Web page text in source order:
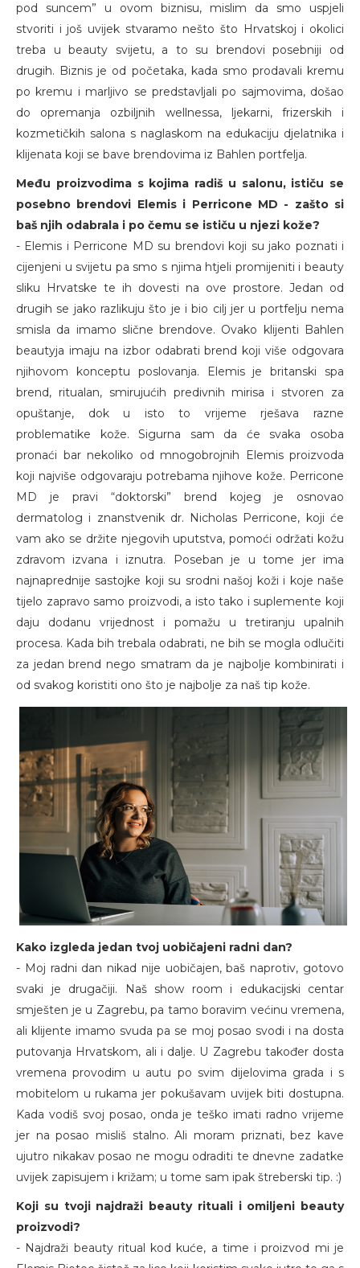
pod suncem” u ovom biznisu, mislim da smo uspjeli
stvoriti i još uvijek stvaramo nešto što Hrvatskoj i okolici
treba u beauty svijetu, a to su brendovi posebniji od
drugih. Biznis je od početaka, kada smo prodavali kremu
po kremu i marljivo se predstavljali po sajmovima, došao
do opremanja ozbiljnih wellnessa, ljekarni, frizerskih i
kozmetičkih salona s naglaskom na edukaciju djelatnika i
klijenata koji se bave brendovima iz Bahlen portfelja.
Među proizvodima s kojima radiš u salonu, ističu se
posebno brendovi Elemis i Perricone MD - zašto si
baš njih odabrala i po čemu se ističu u njezi kože?
- Elemis i Perricone MD su brendovi koji su jako poznati i
cijenjeni u svijetu pa smo s njima htjeli promijeniti i beauty
sliku Hrvatske te ih dovesti na ove prostore. Jedan od
drugih se jako razlikuju što je i bio cilj jer u portfelju nema
smisla da imamo slične brendove. Ovako klijenti Bahlen
beautyja imaju na izbor odabrati brend koji više odgovara
njihovom konceptu poslovanja. Elemis je britanski spa
brend, ritualan, smirujućih predivnih mirisa i stvoren za
opuštanje, dok u isto to vrijeme rješava razne
problematike kože. Sigurna sam da će svaka osoba
pronaći bar nekoliko od mnogobrojnih Elemis proizvoda
koji najviše odgovaraju potrebama njihove kože. Perricone
MD je pravi “doktorski” brend kojeg je osnovao
dermatolog i znanstvenik dr. Nicholas Perricone, koji će
vam ako se držite njegovih uputstva, pomoći održati kožu
zdravom izvana i iznutra. Poseban je u tome jer ima
najnaprednije sastojke koji su srodni našoj koži i koje naše
tijelo zapravo samo proizvodi, a isto tako i suplemente koji
daju dodanu vrijednost i pomažu u tretiranju upalnih
procesa. Kada bih trebala odabrati, ne bih se mogla odlučiti
za jedan brend nego smatram da je najbolje kombinirati i
od svakog koristiti ono što je najbolje za naš tip kože.
Kako izgleda jedan tvoj uobičajeni radni dan?
- Moj radni dan nikad nije uobičajen, baš naprotiv, gotovo
svaki je drugačiji. Naš show room i edukacijski centar
smješten je u Zagrebu, pa tamo boravim većinu vremena,
ali klijente imamo svuda pa se moj posao svodi i na dosta
putovanja Hrvatskom, ali i dalje. U Zagrebu također dosta
vremena provodim u autu po svim dijelovima grada i s
mobitelom u rukama jer pokušavam uvijek biti dostupna.
Kada vodiš svoj posao, onda je teško imati radno vrijeme
jer na posao misliš stalno. Ali moram priznati, bez kave
ujutro nikakav posao ne mogu odraditi te dnevne zadatke
uvijek zapisujem i križam; u tome sam ipak štreberski tip. :)
Koji su tvoji najdraži beauty rituali i omiljeni beauty
proizvodi?
- Najdraži beauty ritual kod kuće, a time i proizvod mi je